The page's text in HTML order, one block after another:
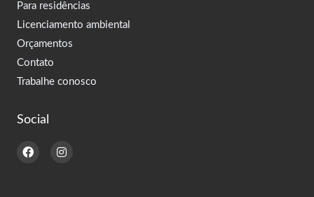
Social
F
a
I
n
Para residências
Licenciamento ambiental
Orçamentos
Contato
Trabalhe conosco